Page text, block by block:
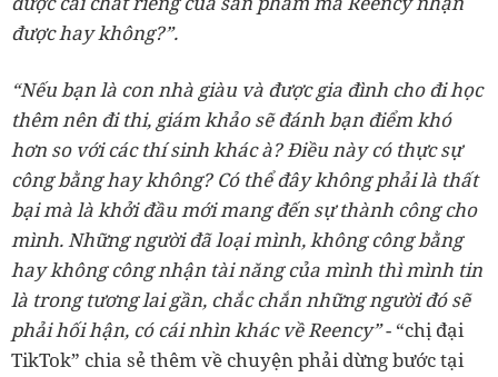
được hay không?”.
“Nếu bạn là con nhà giàu và được gia đình cho đi học
thêm nên đi thi, giám khảo sẽ đánh bạn điểm khó
hơn so với các thí sinh khác à? Điều này có thực sự
công bằng hay không? Có thể đây không phải là thất
bại mà là khởi đầu mới mang đến sự thành công cho
mình. Những người đã loại mình, không công bằng
hay không công nhận tài năng của mình thì mình tin
là trong tương lai gần, chắc chắn những người đó sẽ
phải hối hận, có cái nhìn khác về Reency”- “chị đại
TikTok” chia sẻ thêm về chuyện phải dừng bước tại